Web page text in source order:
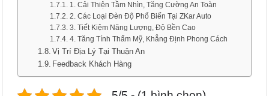
1. Cải Thiện Tầm Nhìn, Tăng Cường An Toàn
2. Các Loại Đèn Độ Phổ Biến Tại ZKar Auto
3. Tiết Kiệm Năng Lượng, Độ Bền Cao
4. Tăng Tính Thẩm Mỹ, Khẳng Định Phong Cách
Vị Trí Địa Lý Tại Thuận An
Feedback Khách Hàng